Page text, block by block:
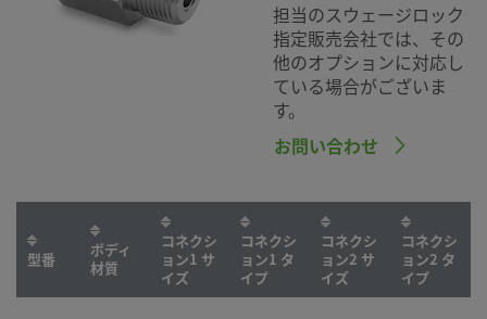
担当のスウェージロック
指定販売会社では、その
他のオプションに対応し
ている場合がございま
す。
お問い合わせ
型番
ボディ
材質
コネクシ
ョン1 サ
イズ
コネクシ
ョン1 タ
イプ
コネクシ
ョン2 サ
イズ
コネクシ
ョン2 タ
イプ